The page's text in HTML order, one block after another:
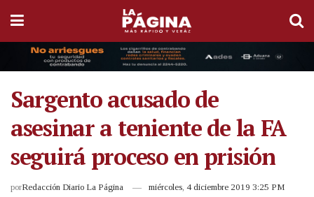
Sargento acusado de
asesinar a teniente de la FA
seguirá proceso en prisión
porRedacción Diario La Página miércoles, 4 diciembre 2019 3:25 PM